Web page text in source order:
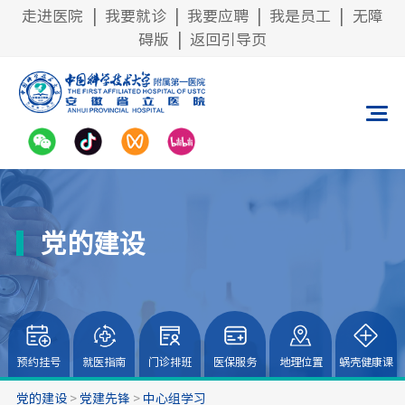
走进医院 我要就诊 我要应聘 我是员工
无障
碍版
返回引导页
党的建设
预约挂号 就医指南 门诊排班 医保服务 地理位置 蜗壳健康课
党的建设> 党建先锋 > 中心组学习